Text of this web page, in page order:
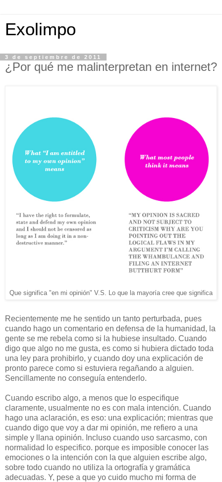
Exolimpo
3 de septiembre de 2011
¿Por qué me malinterpretan en internet?
Que significa "en mi opinión" V.S. Lo que la mayoría cree que significa
Recientemente me he sentido un tanto perturbada, pues
cuando hago un comentario en defensa de la humanidad, la
gente se me rebela como si la hubiese insultado. Cuando
digo que algo no me gusta, es como si hubiera dictado toda
una ley para prohibirlo, y cuando doy una explicación de
pronto parece como si estuviera regañando a alguien.
Sencillamente no conseguía entenderlo.
Cuando escribo algo, a menos que lo especifique
claramente, usualmente no es con mala intención. Cuando
hago una aclaración, es eso: una explicación; mientras que
cuando digo que voy a dar mi opinión, me refiero a una
simple y llana opinión. Incluso cuando uso sarcasmo, con
normalidad lo especifico. porque es imposible conocer las
emociones o la intención con la que alguien escribe algo,
sobre todo cuando no utiliza la ortografía y gramática
adecuadas. Y, pese a que yo cuido mucho mi forma de